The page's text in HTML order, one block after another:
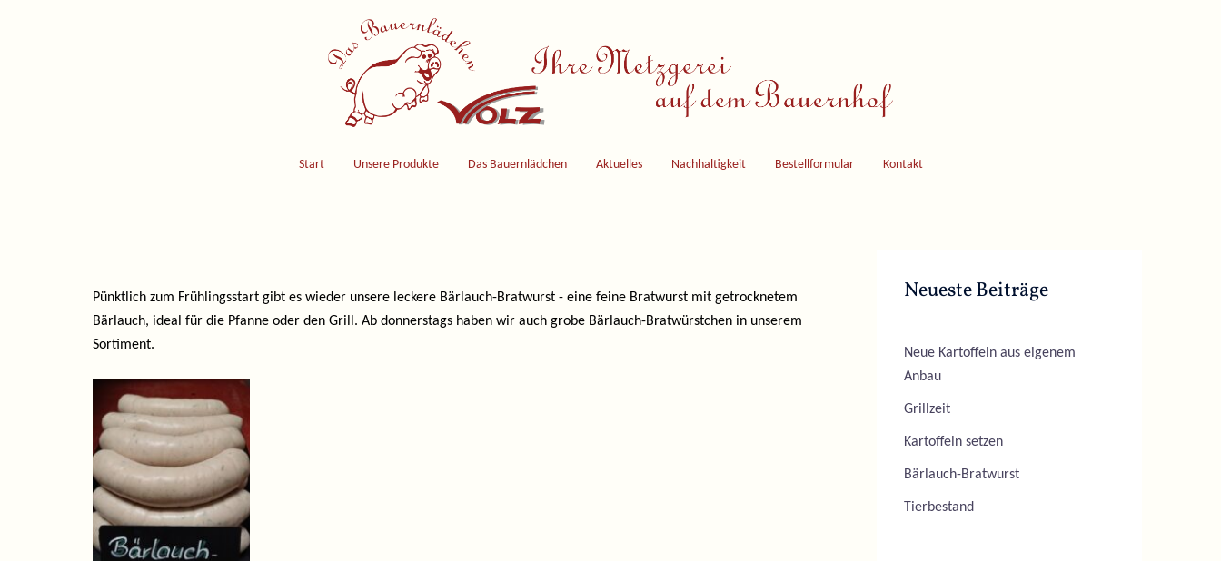
Start Unsere Produkte Das Bauernlädchen Aktuelles Nachhaltigkeit Bestellformular Kontakt
Pünktlich zum Frühlingsstart gibt es wieder unsere leckere Bärlauch-Bratwurst - eine feine Bratwurst mit getrocknetem
Bärlauch, ideal für die Pfanne oder den Grill. Ab donnerstags haben wir auch grobe Bärlauch-Bratwürstchen in unserem
Sortiment.
Neueste Beiträge
Neue Kartoffeln aus eigenem
Anbau
Grillzeit
Kartoffeln setzen
Bärlauch-Bratwurst
Tierbestand